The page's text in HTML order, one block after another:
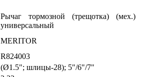
Рычаг тормозной (трещотка) (мех.)
универсальный
MERITOR
R824003
(Ø1.5"; шлицы-28); 5"/6"/7"